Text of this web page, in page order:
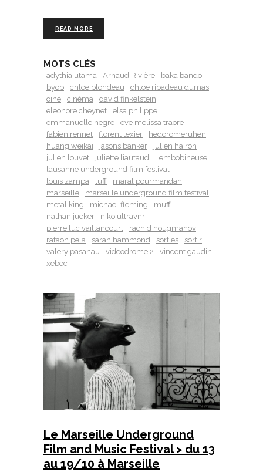
READ MORE
MOTS CLÉS
adythia utama Arnaud Rivière
baka bando
byob
chloe blondeau
chloe ribadeau dumas
ciné
cinéma
david finkelstein
eleonore cheynet
elsa philippe
emmanuelle negre
eve melissa traore
fabien rennet
florent texier
hedoromeruhen
huang weikai
jasons banker
julien hairon
julien louvet
juliette liautaud
l embobineuse
lausanne underground film festival
louis zampa
luff
maral pourmandan
marseille
marseille underground film festival
metal king
michael fleming
muff
nathan jucker
niko ultravnr
pierre luc vaillancourt
rachid nougmanov
rafaon pela
sarah hammond sorties
sortir
valery pasanau
videodrome 2
vincent gaudin
xebec
Le Marseille Underground
Film and Music Festival > du 13
au 19/10 à Marseille